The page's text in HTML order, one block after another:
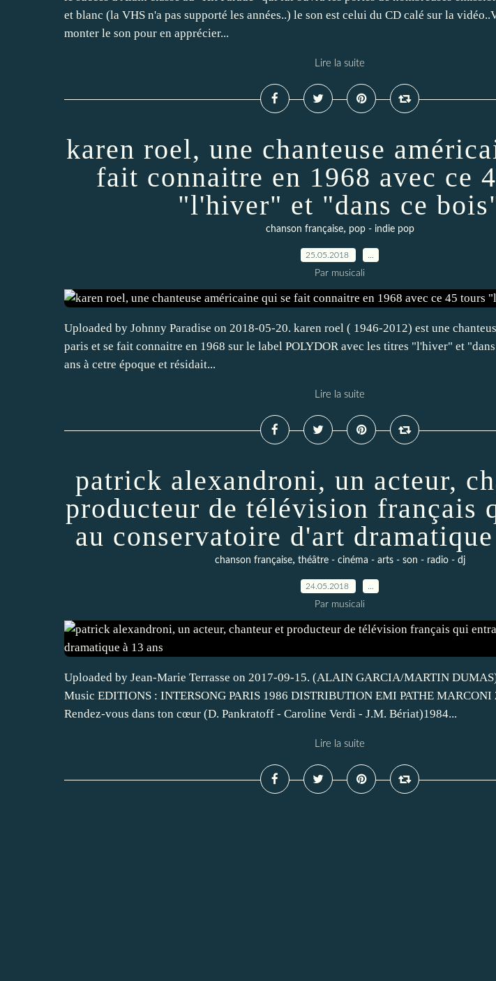
et blanc (la VHS n'a pas supporté les années..) le son est celui du CD calé sur la
monter le son pour en apprécier...
Lire la suite
karen roel, une chanteuse
fait connaitre en 1968 avec ce
"l'hiver" et "dans ce
chanson française, pop - indie pop
25.05.2018
Par musicali
Uploaded by Johnny Paradise on 2018-05-20. karen roel ( 1946-2012) est une
paris et se fait connaitre en 1968 sur le label POLYDOR avec les titres "l'hiver" et
ans à cetre époque et résidait...
Lire la suite
patrick alexandroni, un acteur,
producteur de télévision français
au conservatoire d'art
chanson française, théâtre - cinéma - arts - son - radio - dj
24.05.2018
Par musicali
Uploaded by Jean-Marie Terrasse on 2017-09-15. (ALAIN GARCIA/MARTIN
Music EDITIONS : INTERSONG PARIS 1986 DISTRIBUTION EMI PATHE MARCONI
Rendez-vous dans ton cœur (D. Pankratoff - Caroline Verdi - J.M. Bériat)1984...
Lire la suite